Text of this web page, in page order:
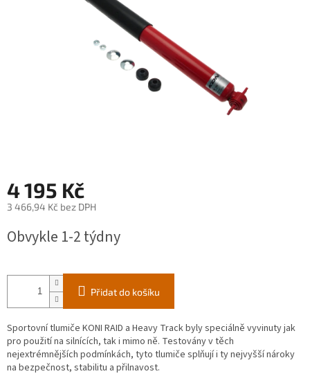
4 195 Kč
3 466,94 Kč bez DPH
cena:
Obvykle 1-2 týdny
Přidat do košíku
Sportovní tlumiče KONI RAID a Heavy Track byly speciálně vyvinuty jak
pro použití na silnících, tak i mimo ně. Testovány v těch
nejextrémnějších podmínkách, tyto tlumiče splňují i ty nejvyšší nároky
na bezpečnost, stabilitu a přilnavost.